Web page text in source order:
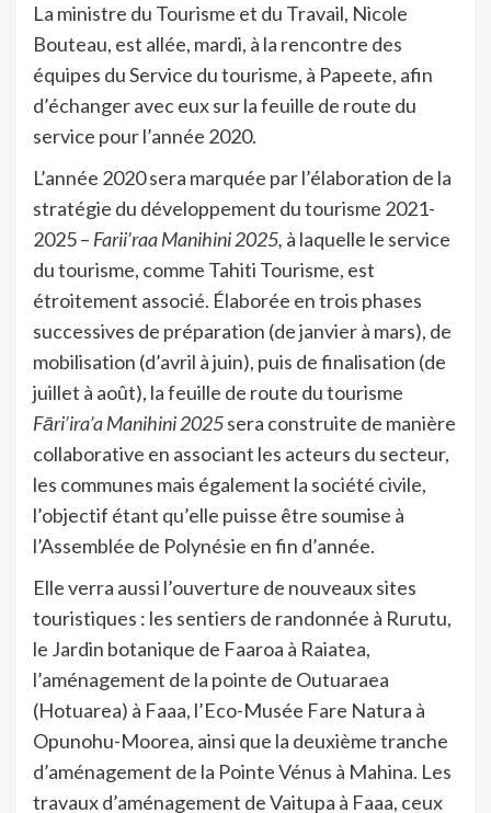
La ministre du Tourisme et du Travail, Nicole
Bouteau, est allée, mardi, à la rencontre des
équipes du Service du tourisme, à Papeete, afin
d’échanger avec eux sur la feuille de route du
service pour l’année 2020.
L’année 2020 sera marquée par l’élaboration de la
stratégie du développement du tourisme 2021-
2025 – Farii’raa Manihini 2025, à laquelle le service
du tourisme, comme Tahiti Tourisme, est
étroitement associé. Élaborée en trois phases
successives de préparation (de janvier à mars), de
mobilisation (d’avril à juin), puis de finalisation (de
juillet à août), la feuille de route du tourisme
Fāri’ira’a Manihini 2025sera construite de manière
collaborative en associant les acteurs du secteur,
les communes mais également la société civile,
l’objectif étant qu’elle puisse être soumise à
l’Assemblée de Polynésie en fin d’année.
Elle verra aussi l’ouverture de nouveaux sites
touristiques : les sentiers de randonnée à Rurutu,
le Jardin botanique de Faaroa à Raiatea,
l’aménagement de la pointe de Outuaraea
(Hotuarea) à Faaa, l’Eco-Musée Fare Natura à
Opunohu-Moorea, ainsi que la deuxième tranche
d’aménagement de la Pointe Vénus à Mahina. Les
travaux d’aménagement de Vaitupa à Faaa, ceux